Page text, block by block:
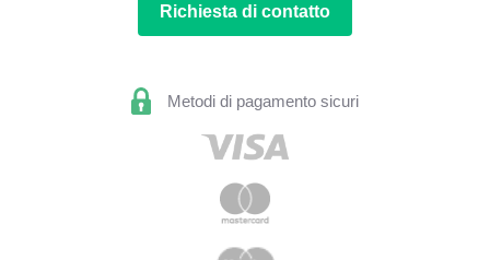
Richiesta di contatto
Metodi di pagamento sicuri